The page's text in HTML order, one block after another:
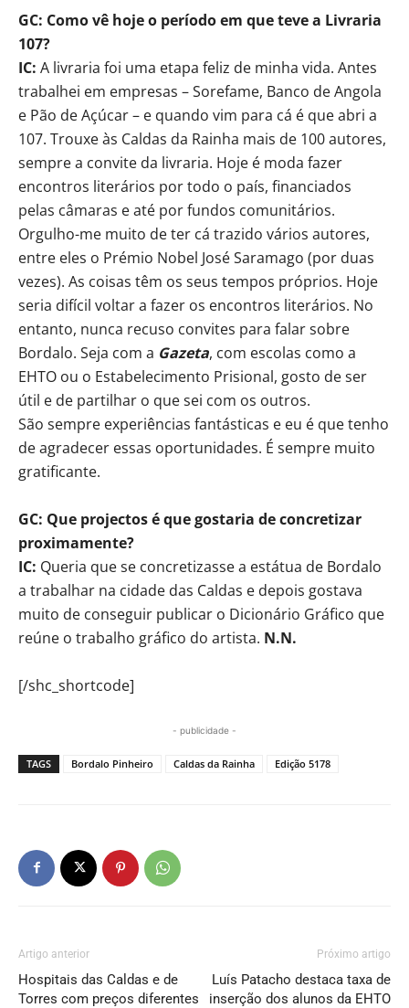
GC: Como vê hoje o período em que teve a Livraria
107?
IC: A livraria foi uma etapa feliz de minha vida. Antes
trabalhei em empresas – Sorefame, Banco de Angola
e Pão de Açúcar – e quando vim para cá é que abri a
107. Trouxe às Caldas da Rainha mais de 100 autores,
sempre a convite da livraria. Hoje é moda fazer
encontros literários por todo o país, financiados
pelas câmaras e até por fundos comunitários.
Orgulho-me muito de ter cá trazido vários autores,
entre eles o Prémio Nobel José Saramago (por duas
vezes). As coisas têm os seus tempos próprios. Hoje
seria difícil voltar a fazer os encontros literários. No
entanto, nunca recuso convites para falar sobre
Bordalo. Seja com a Gazeta, com escolas como a
EHTO ou o Estabelecimento Prisional, gosto de ser
útil e de partilhar o que sei com os outros.
São sempre experiências fantásticas e eu é que tenho
de agradecer essas oportunidades. É sempre muito
gratificante.
GC: Que projectos é que gostaria de concretizar
proximamente?
IC: Queria que se concretizasse a estátua de Bordalo
a trabalhar na cidade das Caldas e depois gostava
muito de conseguir publicar o Dicionário Gráfico que
reúne o trabalho gráfico do artista. N.N.
[/shc_shortcode]
- publicidade -
TAGS Bordalo Pinheiro Caldas da Rainha Edição 5178
Artigo anterior
Hospitais das Caldas e de
Torres com preços diferentes
Próximo artigo
Luís Patacho destaca taxa de
inserção dos alunos da EHTO